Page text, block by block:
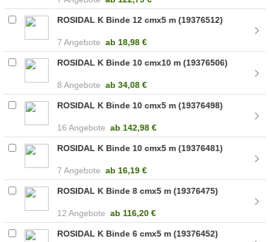
ROSIDAL K Binde 12 cmx5 m (19376512)
7 Angebote ab 18,98 €
ROSIDAL K Binde 10 cmx10 m (19376506)
8 Angebote ab 34,08 €
ROSIDAL K Binde 10 cmx5 m (19376498)
16 Angebote ab 142,98 €
ROSIDAL K Binde 10 cmx5 m (19376481)
7 Angebote ab 16,19 €
ROSIDAL K Binde 8 cmx5 m (19376475)
12 Angebote ab 116,20 €
ROSIDAL K Binde 6 cmx5 m (19376452)